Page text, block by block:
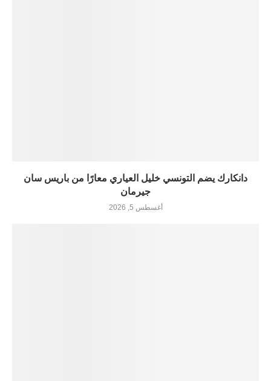
دانكارك يضم التونسي خليل العياري معارًا من باريس سان
جيرمان
أغسطس 5, 2026